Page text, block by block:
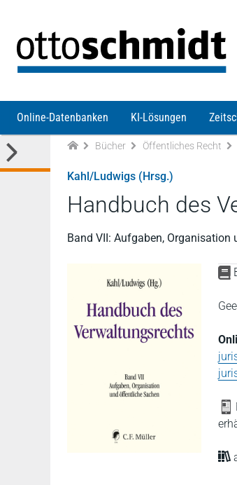
Online-Datenbanken KI-Lösungen
Bücher Öffentliches Recht
Kahl/Ludwigs (Hrsg.)
Handbuch des
Band VII: Aufgaben,